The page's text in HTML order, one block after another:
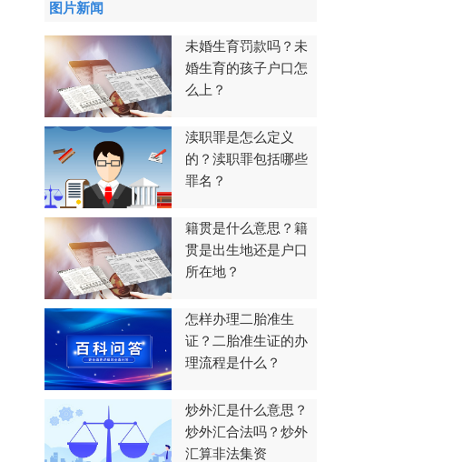
图片新闻
未婚生育罚款吗？未
婚生育的孩子户口怎
么上？
渎职罪是怎么定义
的？渎职罪包括哪些
罪名？
籍贯是什么意思？籍
贯是出生地还是户口
所在地？
怎样办理二胎准生
证？二胎准生证的办
理流程是什么？
炒外汇是什么意思？
炒外汇合法吗？炒外
汇算非法集资